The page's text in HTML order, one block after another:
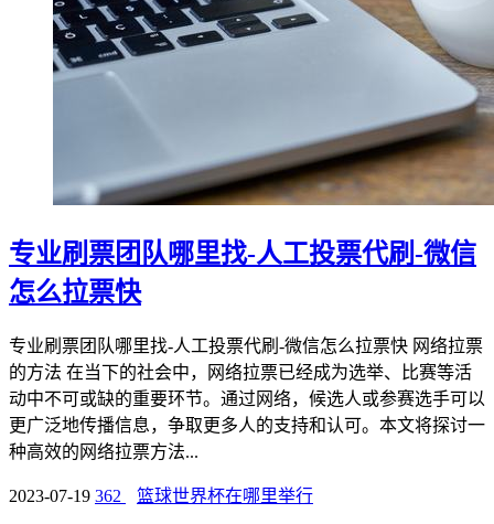
专业刷票团队哪里找-人工投票代刷-微信
怎么拉票快
专业刷票团队哪里找-人工投票代刷-微信怎么拉票快 网络拉票
的方法 在当下的社会中，网络拉票已经成为选举、比赛等活
动中不可或缺的重要环节。通过网络，候选人或参赛选手可以
更广泛地传播信息，争取更多人的支持和认可。本文将探讨一
种高效的网络拉票方法...
2023-07-19 362 篮球世界杯在哪里举行